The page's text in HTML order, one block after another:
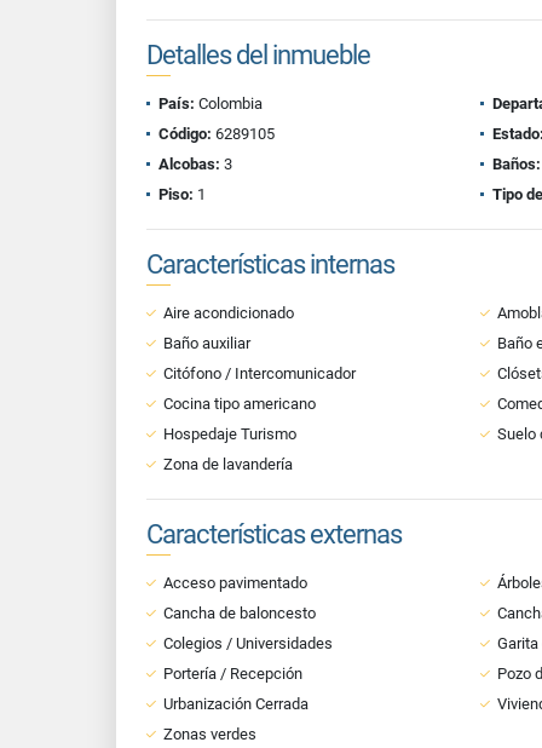
Detalles del inmueble
País: Colombia
Código: 6289105 Estado:
Alcobas: 3 Baños:
Piso: 1 Tipo
Características internas
Aire acondicionado
Baño auxiliar
Baño
Citófono / Intercomunicador
Cocina tipo americano
Hospedaje Turismo
Suelo
Zona de lavandería
Características externas
Acceso pavimentado
Cancha de baloncesto
Colegios / Universidades
Garita
Portería / Recepción
Pozo
Urbanización Cerrada
Zonas verdes